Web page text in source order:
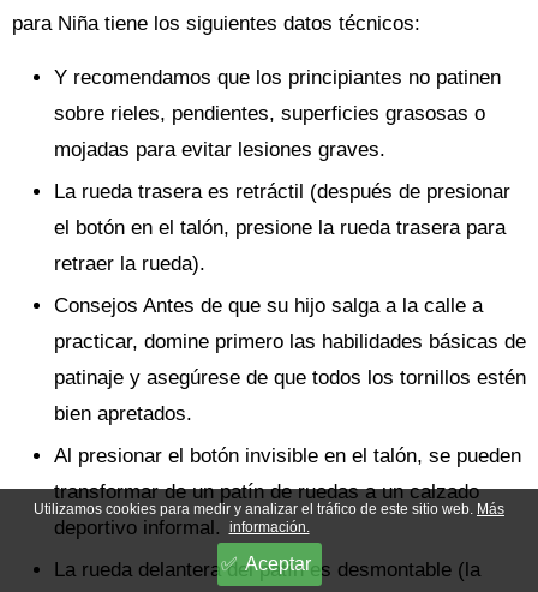
para Niña tiene los siguientes datos técnicos:
Y recomendamos que los principiantes no patinen
sobre rieles, pendientes, superficies grasosas o
mojadas para evitar lesiones graves.
La rueda trasera es retráctil (después de presionar
el botón en el talón, presione la rueda trasera para
retraer la rueda).
Consejos Antes de que su hijo salga a la calle a
practicar, domine primero las habilidades básicas de
patinaje y asegúrese de que todos los tornillos estén
bien apretados.
Al presionar el botón invisible en el talón, se pueden
transformar de un patín de ruedas a un calzado
deportivo informal.
La rueda delantera del patín es desmontable (la
Utilizamos cookies para medir y analizar el tráfico de este sitio web. Más
información.
Aceptar